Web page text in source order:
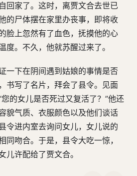
回家了。这时，离贾文合去世已
的尸体摆在家里办丧事，即将收
脸上忽然有了血色，抚摸他的心
度。不久，他就苏醒过来了。
一下在阴间遇到姑娘的事情是否
书写了名片，拜会了县令。见面
的女儿是否死过又复活了？”他还
貌气质、衣服颜色以及他们谈话
令进内室去询问女儿，女儿说的
同吻合。于是，县令大吃一惊，
儿许配给了贾文合。